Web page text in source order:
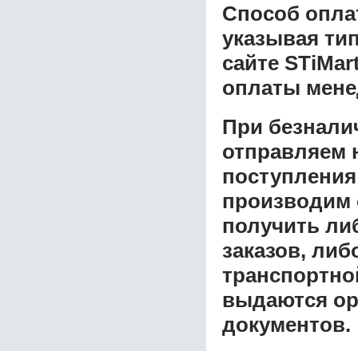
Способ
указывая
сайте
оплаты
При
отправляем
производим
получить
заказов,
выдаются
документов.